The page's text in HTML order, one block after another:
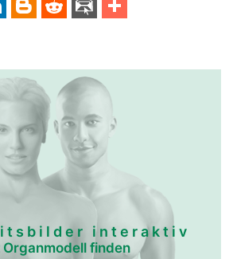
interaktiv
Organmodell finden